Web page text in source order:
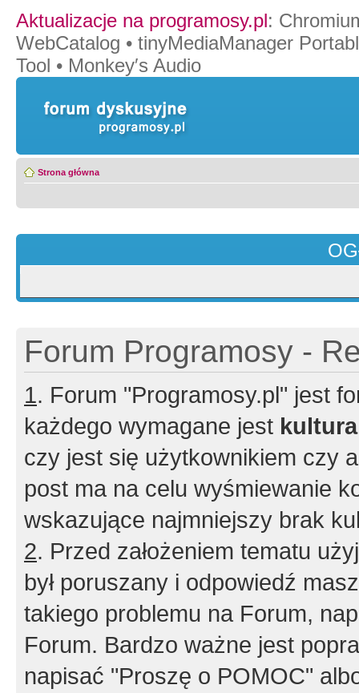
Aktualizacje na programosy.pl:
WebCatalog • tinyMediaManager
Tool • Monkey′s Audio
Strona główna
Forum Programosy -
1. Forum "Programosy.pl" jest
każdego wymagane jest
czy jest się użytkownikiem czy
post ma na celu wyśmiewanie
wskazujące najmniejszy brak
2. Przed założeniem tematu
był poruszany i odpowiedź
takiego problemu na Forum,
Forum. Bardzo ważne jest
napisać "Proszę o POMOC"